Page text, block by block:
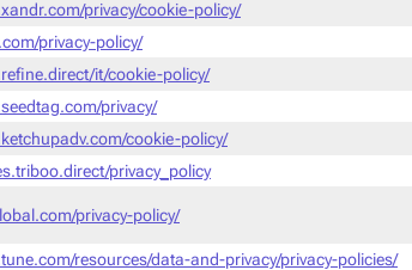
privacy/cookie-policy/
privacy-policy/
it/cookie-policy/
privacy/
cookie-policy/
privacy_policy
privacy-policy/
resources/data-and-privacy/privacy-policies/